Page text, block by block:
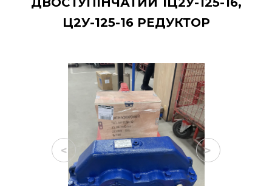
Ц2У-125-16 РЕДУКТОР
< >